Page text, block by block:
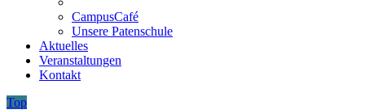
CampusCafé
Unsere Patenschule
Aktuelles
Veranstaltungen
Kontakt
Top